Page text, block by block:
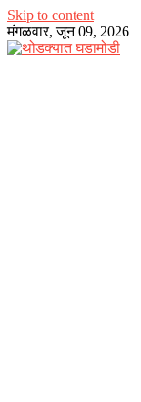
Skip to content
मंगळवार, जून 09, 2026